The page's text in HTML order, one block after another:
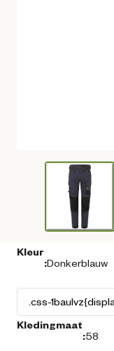
Kleur
:Donkerblauw
Kledingmaat
:58